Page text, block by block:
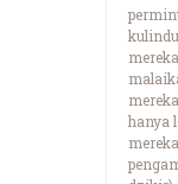
hanya